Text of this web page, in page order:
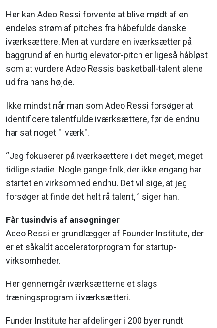
Her kan Adeo Ressi forvente at blive mødt af en
endeløs strøm af pitches fra håbefulde danske
iværksættere. Men at vurdere en iværksætter på
baggrund af en hurtig elevator-pitch er ligeså håbløst
som at vurdere Adeo Ressis basketball-talent alene
ud fra hans højde.
Ikke mindst når man som Adeo Ressi forsøger at
identificere talentfulde iværksættere, før de endnu
har sat noget "i værk".
“Jeg fokuserer på iværksættere i det meget, meget
tidlige stadie. Nogle gange folk, der ikke engang har
startet en virksomhed endnu. Det vil sige, at jeg
forsøger at finde det helt rå talent, ” siger han.
Får tusindvis af ansøgninger
Adeo Ressi er grundlægger af Founder Institute, der
er et såkaldt acceleratorprogram for startup-
virksomheder.
Her gennemgår iværksætterne et slags
træningsprogram i iværksætteri.
Funder Institute har afdelinger i 200 byer rundt